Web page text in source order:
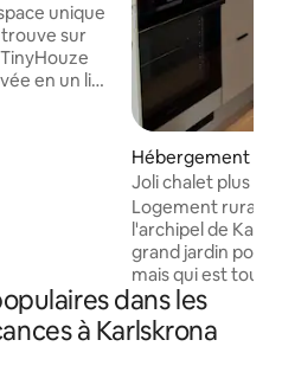
unique
sur
en un lieu
vous
Des
Hébergement ⋅
Joli chalet plus
Logement rural
l'archipel de
grand jardin pour
mais qui est
du centre
De nombreuses
vos amis à
dans les
à Karlskrona